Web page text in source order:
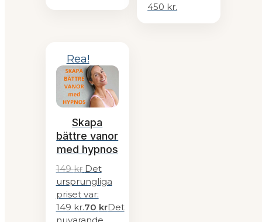
450 kr.
Rea!
Skapa
bättre vanor
med hypnos
149kr Det
ursprungliga
priset var:
149 kr.70 krDet
nuvarande